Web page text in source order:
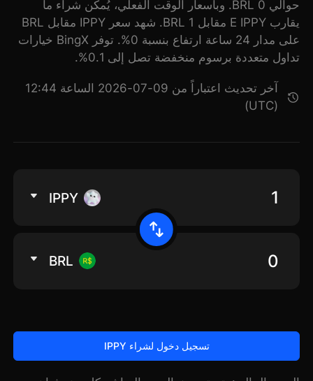
حوالي 0 BRL. وبأسعار الوقت الفعلي، يُمكن شراء ما
يقارب E IPPY مقابل 1 BRL. شهد سعر IPPY مقابل BRL
على مدار 24 ساعة ارتفاع بنسبة 0%. توفر BingX خيارات
تداول متعددة برسوم منخفضة تصل إلى 0.1%.
آخر تحديث اعتباراً من 09-07-2026 الساعة 12:44
(UTC)
IPPY
BRL
تسجيل دخول لشراء IPPY